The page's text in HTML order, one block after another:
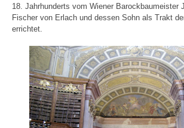
18. Jahrhunderts vom Wiener Barockbaumeister
Fischer von Erlach und dessen Sohn als Trakt
errichtet.